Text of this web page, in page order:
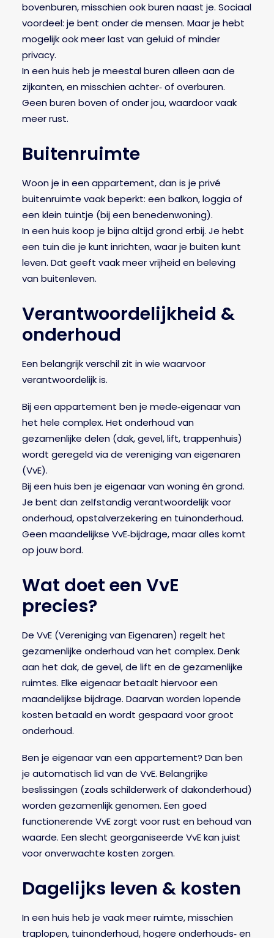
bovenburen, misschien ook buren naast je. Sociaal
voordeel: je bent onder de mensen. Maar je hebt
mogelijk ook meer last van geluid of minder
privacy.
In een huis heb je meestal buren alleen aan de
zijkanten, en misschien achter‑ of overburen.
Geen buren boven of onder jou, waardoor vaak
meer rust.
Buitenruimte
Woon je in een appartement, dan is je privé
buitenruimte vaak beperkt: een balkon, loggia of
een klein tuintje (bij een benedenwoning).
In een huis koop je bijna altijd grond erbij. Je hebt
een tuin die je kunt inrichten, waar je buiten kunt
leven. Dat geeft vaak meer vrijheid en beleving
van buitenleven.
Verantwoordelijkheid &
onderhoud
Een belangrijk verschil zit in wie waarvoor
verantwoordelijk is.
Bij een appartement ben je mede‑eigenaar van
het hele complex. Het onderhoud van
gezamenlijke delen (dak, gevel, lift, trappenhuis)
wordt geregeld via de vereniging van eigenaren
(VvE).
Bij een huis ben je eigenaar van woning én grond.
Je bent dan zelfstandig verantwoordelijk voor
onderhoud, opstalverzekering en tuinonderhoud.
Geen maandelijkse VvE‑bijdrage, maar alles komt
op jouw bord.
Wat doet een VvE
precies?
De VvE (Vereniging van Eigenaren) regelt het
gezamenlijke onderhoud van het complex. Denk
aan het dak, de gevel, de lift en de gezamenlijke
ruimtes. Elke eigenaar betaalt hiervoor een
maandelijkse bijdrage. Daarvan worden lopende
kosten betaald en wordt gespaard voor groot
onderhoud.
Ben je eigenaar van een appartement? Dan ben
je automatisch lid van de VvE. Belangrijke
beslissingen (zoals schilderwerk of dakonderhoud)
worden gezamenlijk genomen. Een goed
functionerende VvE zorgt voor rust en behoud van
waarde. Een slecht georganiseerde VvE kan juist
voor onverwachte kosten zorgen.
Dagelijks leven & kosten
In een huis heb je vaak meer ruimte, misschien
traplopen, tuinonderhoud, hogere onderhouds‑ en